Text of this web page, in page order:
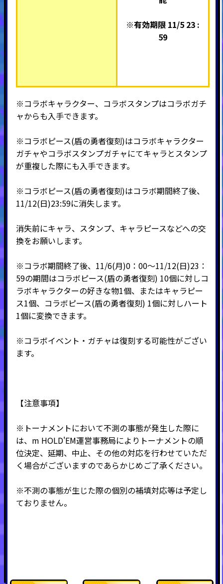
※有効期限 11/5 23 :
59
※コラボキャラクター、コラボスタンプはコラボガチ
ャからも入手できます。
※コラボピース(盾の勇者復刻)はコラボキャラクター
ガチャやコラボスタンプガチャにてキャラとスタンプ
が重複した際にも入手できます。
※コラボピース(盾の勇者復刻)はコラボ期間終了後、
11/12(日)23:59に消失します。
消失前にキャラ、スタンプ、キャラピースなどへの交
換をお願いします。
※コラボ期間終了後、11/6(月)0：00～11/12(日)23：
59の期間はコラボピース(盾の勇者復刻) 10個に対しコ
ラボキャラクターの好きな物1個、またはキャラピー
ス1個、コラボピース(盾の勇者復刻) 1個に対しハート
1個に変換できます。
※コラボイベント・ガチャは復刻する可能性がござい
ます。
【注意事項】
※トーナメントにおいて不測の事態が発生した際に
は、m HOLD'EM運営事務局によりトーナメントの順
位決定、延期、中止、その他の対応を行わせていただ
く場合がございますのであらかじめご了承ください。
※不測の事態が生じた際の個別の補填対応等は予定し
ておりません。